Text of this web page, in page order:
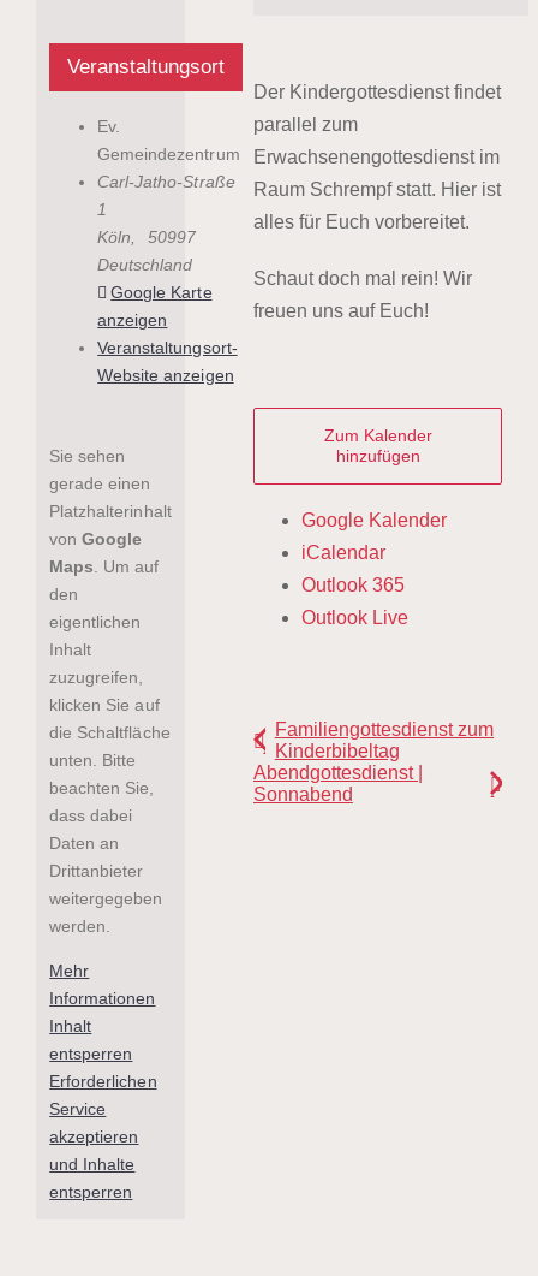
Der Kindergottesdienst findet
parallel zum
Erwachsenengottesdienst im
Raum Schrempf statt. Hier ist
alles für Euch vorbereitet.
Schaut doch mal rein! Wir
freuen uns auf Euch!
Zum Kalender
hinzufügen
Google Kalender
iCalendar
Outlook 365
Outlook Live
Familiengottesdienst zum
Kinderbibeltag
Abendgottesdienst |
Sonnabend
Veranstaltungsort
Ev.
Gemeindezentrum
Carl-Jatho-Straße
1
Köln
50997
Deutschland
Google Karte
anzeigen
Veranstaltungsort-
Website anzeigen
Sie sehen
gerade einen
Platzhalterinhalt
vonGoogle
Maps . Um auf
den
eigentlichen
Inhalt
zuzugreifen,
klicken Sie auf
die Schaltfläche
unten. Bitte
beachten Sie,
dass dabei
Daten an
Drittanbieter
weitergegeben
werden.
Mehr
Informationen
Inhalt
entsperren
Erforderlichen
Service
akzeptieren
und Inhalte
entsperren